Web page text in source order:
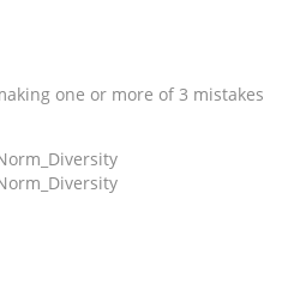
one or more of 3 mistakes